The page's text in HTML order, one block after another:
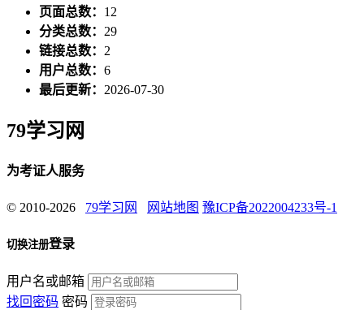
页面总数： 12
分类总数： 29
链接总数： 2
用户总数： 6
最后更新： 2026-07-30
79学习网
为考证人服务
© 2010-2026 79学习网 网站地图 豫ICP备2022004233号-1
切换注册登录
用户名或邮箱
找回密码 密码